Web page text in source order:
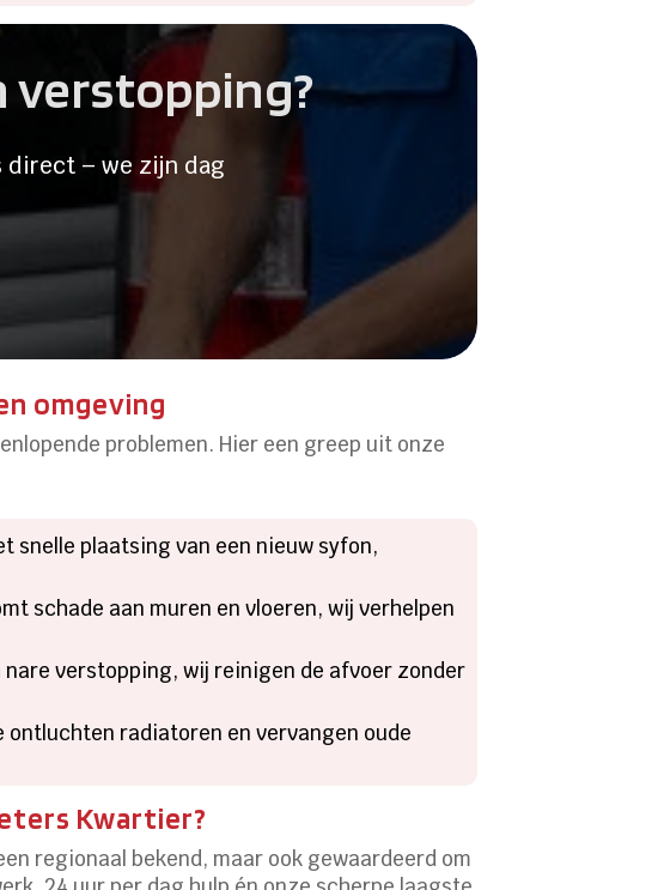
verstopping?
direct – we zijn dag
omgeving
problemen. Hier een greep uit onze
snelle plaatsing van een nieuw syfon,
schade aan muren en vloeren, wij verhelpen
verstopping, wij reinigen de afvoer zonder
ontluchten radiatoren en vervangen oude
Kwartier?
regionaal bekend, maar ook gewaardeerd om